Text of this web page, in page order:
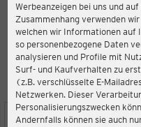
Werbeanzeigen bei uns und
Zusammenhang verwenden
welchen wir Informationen auf
so personenbezogene Daten
analysieren und Profile mit
Surf- und Kaufverhalten zu
(z.B. verschlüsselte E-
Netzwerken. Dieser
Personalisierungszwecken
Andernfalls können sie auch
45475
3,9
STANDORT SERVICES